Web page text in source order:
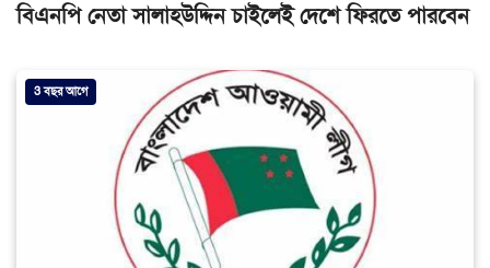
বিএনপি নেতা সালাহউদ্দিন চাইলেই দেশে ফিরতে পারবেন
3 বছর আগে